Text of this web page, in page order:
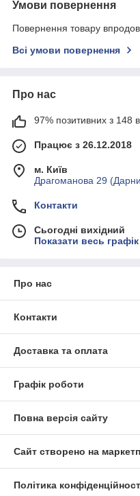
Умови повернення
Повернення товару
Всі умови повернення
Про нас
97% позитивних з 148
Працює з 26.12.2018
м. Київ
Драгоманова 29
Контакти
Сьогодні вихідний
Показати весь
Про нас
Контакти
Доставка та оплата
Графік роботи
Повна версія сайту
Сайт створено на
Політика